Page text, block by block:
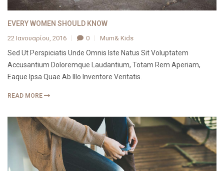
EVERY WOMEN SHOULD KNOW
22 Ιανουαρίου, 2016 0 Mum& Kids
Sed Ut Perspiciatis Unde Omnis Iste Natus Sit Voluptatem
Accusantium Doloremque Laudantium, Totam Rem Aperiam,
Eaque Ipsa Quae Ab Illo Inventore Veritatis.
READ MORE